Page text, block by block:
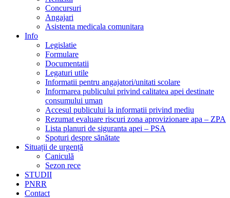
Concursuri
Angajari
Asistenta medicala comunitara
Info
Legislatie
Formulare
Documentatii
Legaturi utile
Informatii pentru angajatori/unitati scolare
Informarea publicului privind calitatea apei destinate
consumului uman
Accesul publicului la informatii privind mediu
Rezumat evaluare riscuri zona aprovizionare apa – ZPA
Lista planuri de siguranta apei – PSA
Spoturi despre sănătate
Situații de urgență
Caniculă
Sezon rece
STUDII
PNRR
Contact